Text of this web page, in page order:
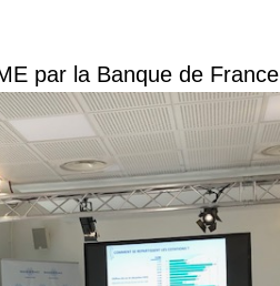
par la Banque de France